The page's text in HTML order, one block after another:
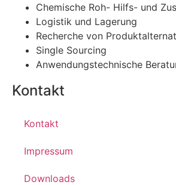
Chemische Roh- Hilfs- und
Logistik und Lagerung
Recherche von
Single Sourcing
Anwendungstechnische
Kontakt
Kontakt
Impressum
Downloads